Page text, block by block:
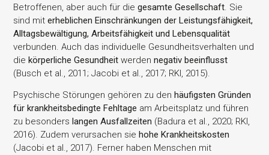
Betroffenen, aber auch für diegesamte Gesellschaft. Sie
sind miterheblichen Einschränkungen der Leistungsfähigkeit,
Alltagsbewältigung, Arbeitsfähigkeit und Lebensqualität
verbunden. Auch das individuelle Gesundheitsverhalten und
diekörperliche Gesundheit werdennegativ beeinflusst
(Busch et al., 2011; Jacobi et al., 2017; RKI, 2015).
Psychische Störungen gehören zu denhäufigsten Gründen
für krankheitsbedingte Fehltage am Arbeitsplatz und führen
zu besonderslangen Ausfallzeiten (Badura et al., 2020; RKI,
2016). Zudem verursachen siehohe Krankheitskosten
(Jacobi et al., 2017). Ferner haben Menschen mit